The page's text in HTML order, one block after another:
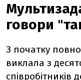
говори "
З початку
виклала з
співробітників